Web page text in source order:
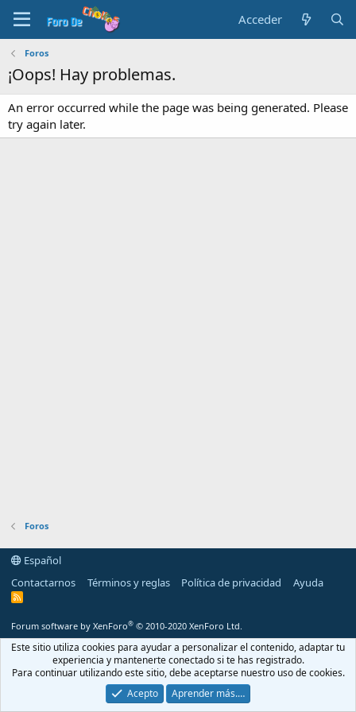
Acceder
Foros
¡Oops! Hay problemas.
An error occurred while the page was being generated. Please
try again later.
Foros
Español
Contactarnos
Términos y reglas Política de privacidad Ayuda
R
Forum software by XenForo® © 2010-2020 XenForo Ltd.
Este sitio utiliza cookies para ayudar a personalizar el contenido, adaptar tu
experiencia y mantenerte conectado si te has registrado.
Para continuar utilizando este sitio, debe aceptarse nuestro uso de cookies.
Acepto
Aprender más.…